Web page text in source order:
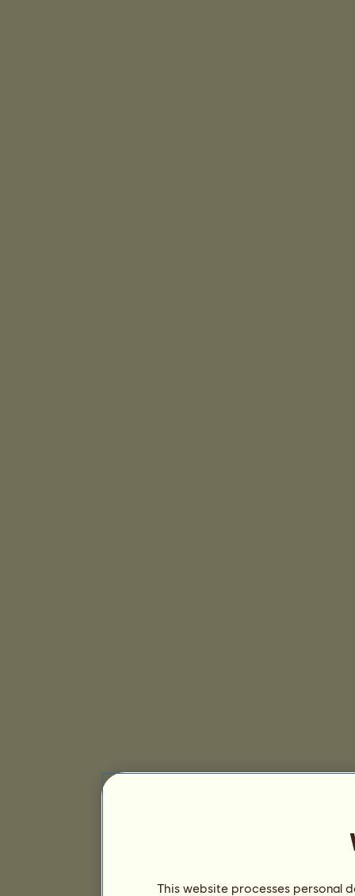
This website processes personal